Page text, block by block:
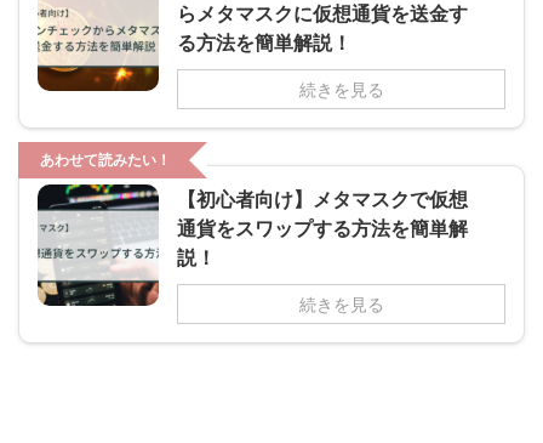
らメタマスクに仮想通貨を送金す
る方法を簡単解説！
続きを見る
あわせて読みたい！
【初心者向け】メタマスクで仮想
通貨をスワップする方法を簡単解
説！
続きを見る